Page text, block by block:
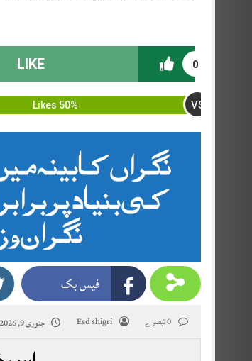
0
LIKE
50% Likes VS
نگراں کابینہ
کی بنیاد پر
نگران
فیس بک
Esd shigri جنوری 9, 2026